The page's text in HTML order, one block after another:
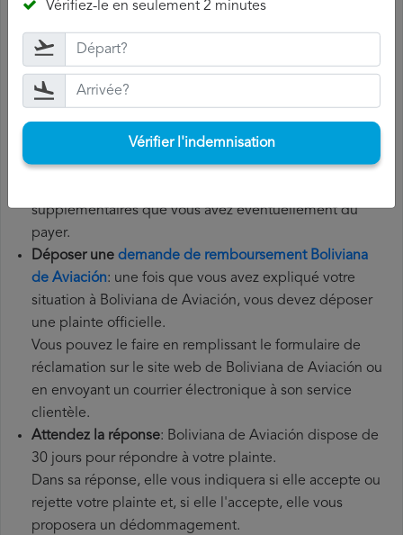
Rassemblez tous les documents
déposer une demande de remboursement Boliviana de
Aviación, vous aurez besoin de votre numéro de vol, de
la date de départ, de l'aéroport d'origine et de
l'aéroport de destination. Il est également recommandé
de conserver tous les documents relatifs au vol, tels que
supplémentaires que vous avez éventuellement dû
payer.
Déposer une demande de remboursement Boliviana
de Aviación: une fois que vous avez expliqué votre
situation à Boliviana de Aviación, vous devez déposer
une plainte officielle.
Vous pouvez le faire en remplissant le formulaire de
réclamation sur le site web de Boliviana de Aviación ou
en envoyant un courrier électronique à son service
clientèle.
Attendez la réponse: Boliviana de Aviación dispose de
30 jours pour répondre à votre plainte.
Dans sa réponse, elle vous indiquera si elle accepte ou
rejette votre plainte et, si elle l'accepte, elle vous
proposera un dédommagement.
Vérifiez-le en seulement 2 minutes
Vérifier l'indemnisation